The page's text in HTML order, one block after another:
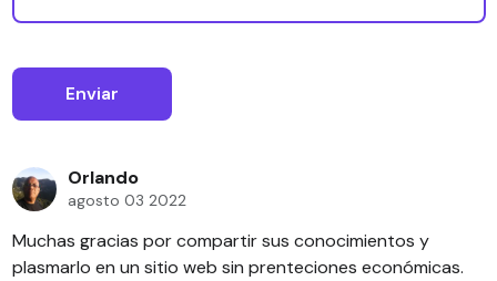
Orlando
agosto 03 2022
Muchas gracias por compartir sus conocimientos y
plasmarlo en un sitio web sin prenteciones económicas.